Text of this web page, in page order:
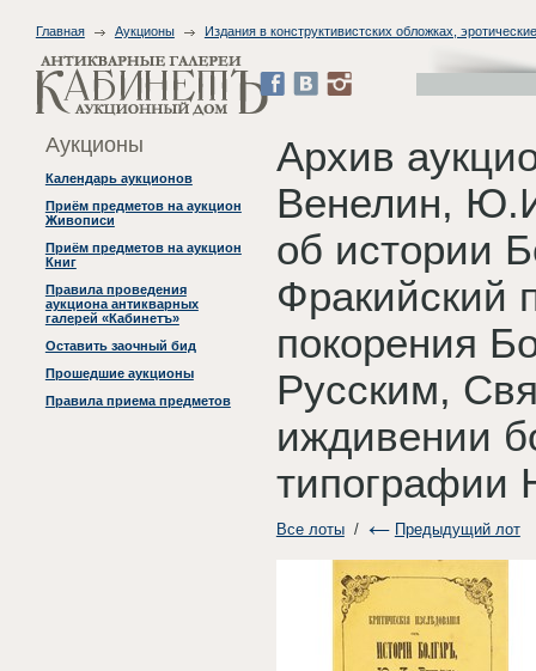
Главная Аукционы Издания в конструктивистских обложках,
Аукционы
Календарь аукционов
Приём предметов на аукцион
Живописи
Приём предметов на аукцион
Книг
Правила проведения
аукциона антикварных
галерей «Кабинетъ»
Оставить заочный бид
Прошедшие аукционы
Правила приема предметов
Архив
Венелин,
об истории
Фракийский
покорения
Русским,
иждивении
типографии
Все лоты/ Предыдущий лот